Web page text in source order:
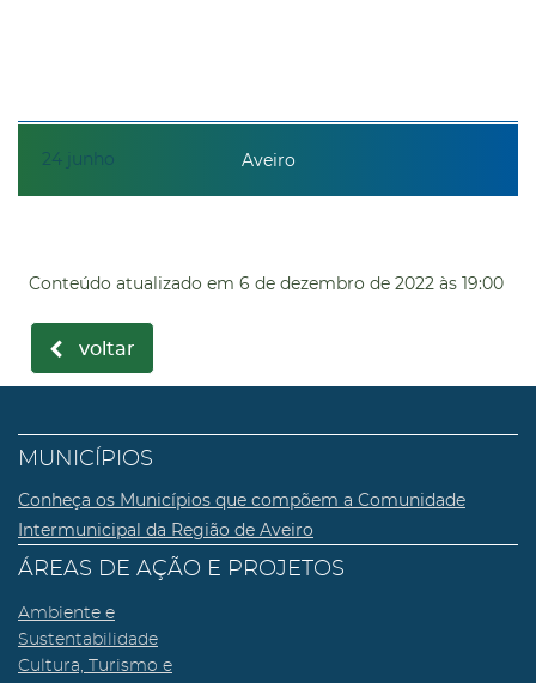
24 junho Aveiro
Conteúdo atualizado em 6 de dezembro de 2022 às 19:00
voltar
MUNICÍPIOS
Conheça os Municípios que compõem a Comunidade
Intermunicipal da Região de Aveiro
ÁREAS DE AÇÃO E PROJETOS
Ambiente e
Sustentabilidade
Cultura, Turismo e